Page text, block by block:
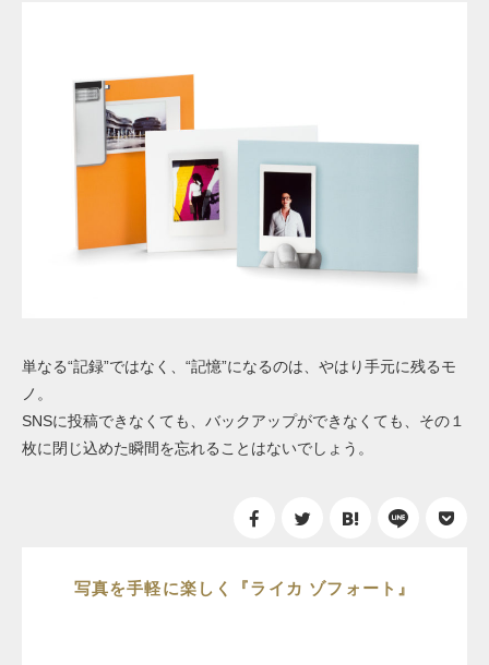
単なる“記録”ではなく、“記憶”になるのは、やはり手元に残るモ
ノ。
SNSに投稿できなくても、バックアップができなくても、その１
枚に閉じ込めた瞬間を忘れることはないでしょう。
写真を手軽に楽しく『ライカ ゾフォート』